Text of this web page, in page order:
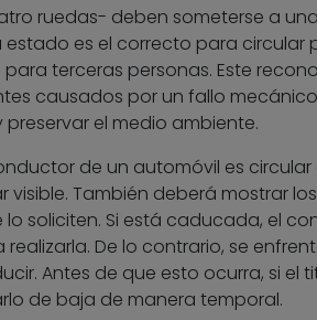
ruedas- deben someterse a
estado es el correcto para circular
terceras personas. Este
causados por un fallo
el medio ambiente.
de un automóvil es circular
También deberá mostrar
soliciten. Si está caducada, el
De lo contrario, se
Antes de que esto ocurra, si el
de baja de manera temporal.